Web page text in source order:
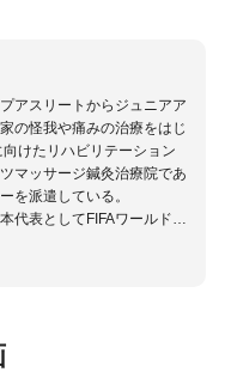
アスリートからジュニアア
の怪我や痛みの治療をはじ
けたリハビリテーション
マッサージ鍼灸治療院であ
を派遣している。
代表としてFIFAワールドカ
レティックトレーナーと
WJBL、社会人ラグビー、